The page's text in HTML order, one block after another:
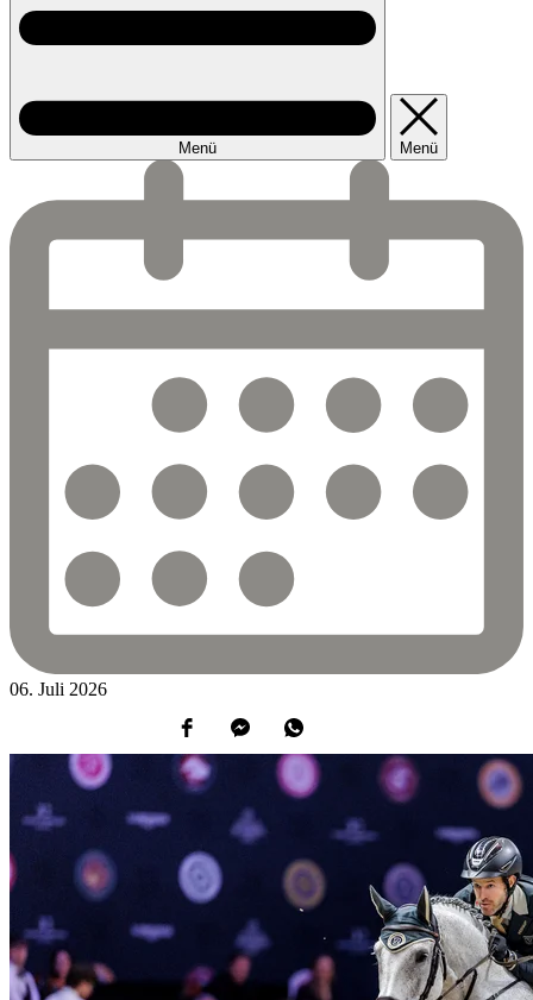
Menü Menü
06. Juli 2026